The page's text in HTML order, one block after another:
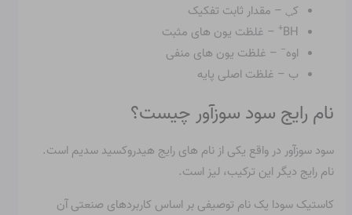
کب – مقدار ثابت تفکیک
BH
+ – غلظت یون های مثبت
اوه– – غلظت یون های منفی
ب – غلظت اصلی پایه
نام رایج سود سوزآور چیست؟
سود سوزآور در واقع یکی از نام های رایج هیدروکسید سدیم است.
نام رایج دیگر این ترکیب، لیز است.
کاستیک سودا یک نام توصیفی بر اساس کاربردهای صنعتی آن